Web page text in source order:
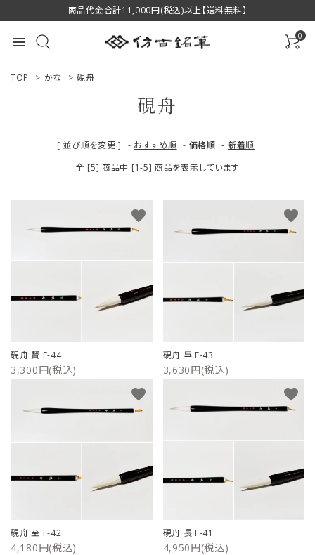
商品代金合計11,000円(税込)以上【送料無料】
menu 0
ACCOUNT MENU
商品一覧
私たちについて
プライバシーポリシー
特定商取引法について
お問い合わせ
TOP > かな > 硯舟
硯舟
[ 並び順を変更 ] - おすすめ順 - 価格順 - 新着順
全 [5] 商品中 [1-5] 商品を表示しています
硯舟 賢 F-44
3,300円(税込)
favorite
硯舟 畢 F-43
3,630円(税込)
favorite
硯舟 至 F-42
4,180円(税込)
favorite
硯舟 長 F-41
4,950円(税込)
favorite